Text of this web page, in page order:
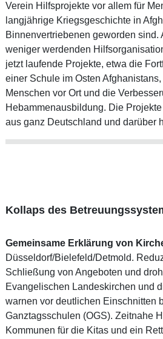
Verein Hilfsprojekte vor allem für
langjährige Kriegsgeschichte in
Binnenvertriebenen geworden sind.
weniger werdenden
jetzt laufende Projekte, etwa die
einer Schule im Osten
Menschen vor Ort und die
Hebammenausbildung. Die
aus ganz Deutschland und darüber
Kollaps des
Gemeinsame Erklärung von
Düsseldorf/Bielefeld/Detmold.
Schließung von Angeboten und
Evangelischen Landeskirchen und
warnen vor deutlichen Einschnitten
Ganztagsschulen (OGS). Zeitnahe
Kommunen für die Kitas und ein